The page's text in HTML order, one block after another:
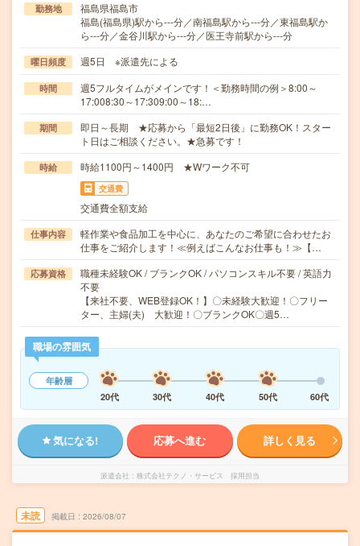
勤務地
福島県福島市
福島(福島県)駅から---分／南福島駅から---分／東福島駅か
ら---分／金谷川駅から---分／医王寺前駅から---分
曜日頻度 週5日 ※派遣先による
時間
週5フルタイムがメインです！＜勤務時間の例＞8:00～
17:008:30～17:309:00～18:…
期間
即日～長期 ★応募から「最短2日後」に勤務OK！スター
ト日はご相談ください。★急募です！
時給 時給1100円～1400円 ★Wワーク不可
交通費
交通費全額支給
仕事内容
軽作業や食品加工を中心に、あなたのご希望に合わせたお
仕事をご紹介します！≪例えばこんなお仕事も！≫【…
応募資格
職種未経験OK / ブランクOK / パソコンスキル不要 / 英語力
不要
【来社不要、WEB登録OK！】〇未経験大歓迎！〇フリー
ター、主婦(夫) 大歓迎！〇ブランクOK〇週5…
職場の雰囲気
年齢層
20代
30代 40代 50代 60代
気になる! 応募へ進む 詳しく見る
派遣会社 株式会社テクノ・サービス 採用担当
未読 掲載日 2026/08/07